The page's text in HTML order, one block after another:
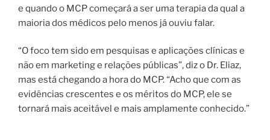
e quando o MCP começará a ser uma terapia da qual a
maioria dos médicos pelo menos já ouviu falar.
“O foco tem sido em pesquisas e aplicações clínicas e
não em marketing e relações públicas”, diz o Dr. Eliaz,
mas está chegando a hora do MCP. “Acho que com as
evidências crescentes e os méritos do MCP, ele se
tornará mais aceitável e mais amplamente conhecido.”